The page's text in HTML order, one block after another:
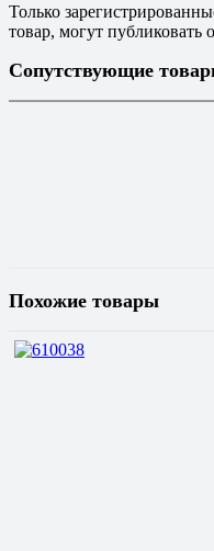
Только
товар, могут публиковать
Сопутствующие
Похожие товары